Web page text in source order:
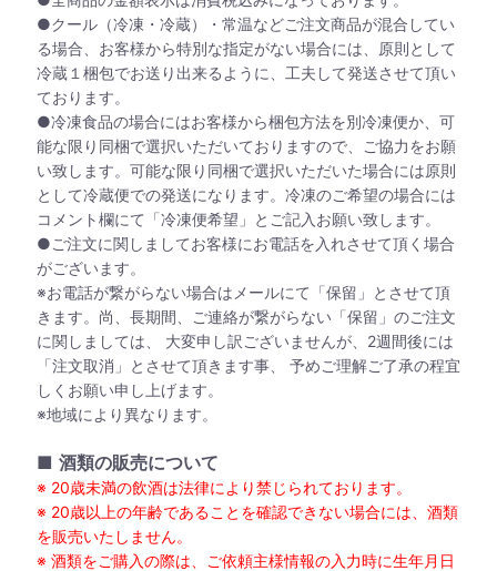
●クール（冷凍・冷蔵）・常温などご注文商品が混合してい
る場合、お客様から特別な指定がない場合には、原則として
冷蔵１梱包でお送り出来るように、工夫して発送させて頂い
ております。
●冷凍食品の場合にはお客様から梱包方法を別冷凍便か、可
能な限り同梱で選択いただいておりますので、ご協力をお願
い致します。可能な限り同梱で選択いただいた場合には原則
として冷蔵便での発送になります。冷凍のご希望の場合には
コメント欄にて「冷凍便希望」とご記入お願い致します。
●ご注文に関しましてお客様にお電話を入れさせて頂く場合
がございます。
※お電話が繋がらない場合はメールにて「保留」とさせて頂
きます。尚、長期間、ご連絡が繋がらない「保留」のご注文
に関しましては、 大変申し訳ございませんが、2週間後には
「注文取消」とさせて頂きます事、 予めご理解ご了承の程宜
しくお願い申し上げます。
※地域により異なります。
■ 酒類の販売について
※ 20歳未満の飲酒は法律により禁じられております。
※ 20歳以上の年齢であることを確認できない場合には、酒類
を販売いたしません。
※ 酒類をご購入の際は、ご依頼主様情報の入力時に生年月日